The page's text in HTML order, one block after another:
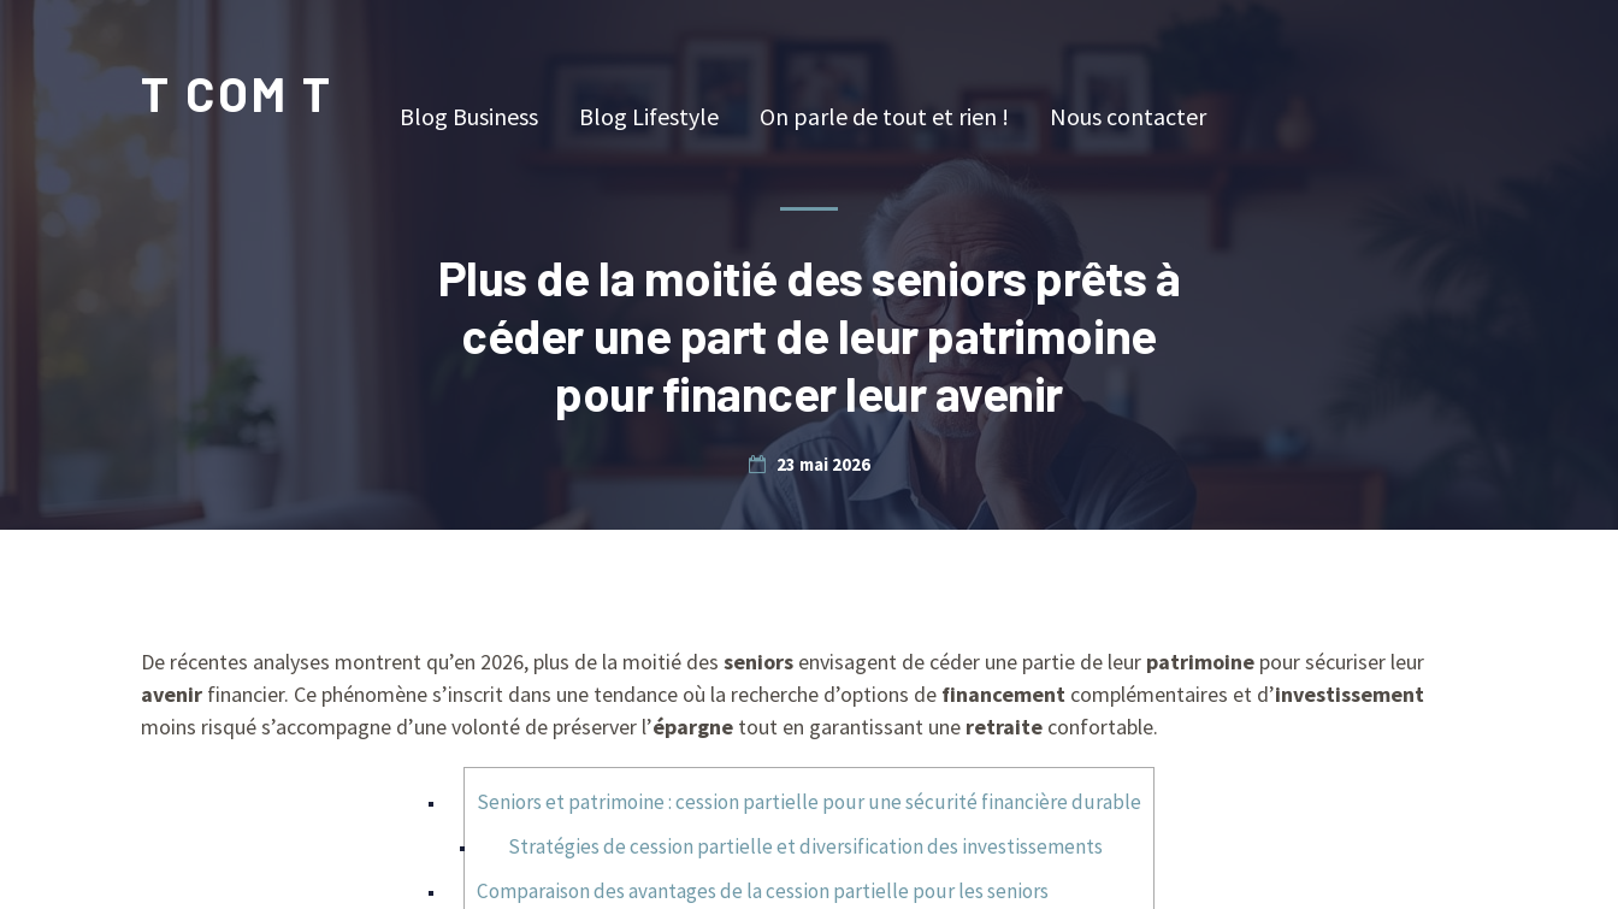
T COM T Blog Business Blog Lifestyle On parle de tout et rien ! Nous contacter
Plus de la moitié des seniors prêts à
céder une part de leur patrimoine
pour financer leur avenir
23 mai 2026
De récentes analyses montrent qu’en 2026, plus de la moitié des seniors envisagent de céder une partie de leur patrimoine pour sécuriser leur
avenir financier. Ce phénomène s’inscrit dans une tendance où la recherche d’options de financement complémentaires et d’investissement
moins risqué s’accompagne d’une volonté de préserver l’épargne tout en garantissant une retraite confortable.
Seniors et patrimoine : cession partielle pour une sécurité financière durable
Stratégies de cession partielle et diversification des investissements
Comparaison des avantages de la cession partielle pour les seniors